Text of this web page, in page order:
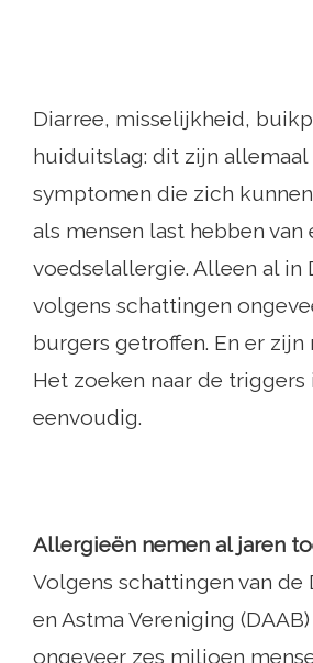
Diarree, misselijkheid,
huiduitslag: dit zijn allemaal
symptomen die zich
als mensen last hebben van
voedselallergie. Alleen al in
volgens schattingen
burgers getroffen. En er zijn
Het zoeken naar de
eenvoudig.
Allergieën nemen al jaren
Volgens schattingen van de
en Astma Vereniging
ongeveer zes miljoen